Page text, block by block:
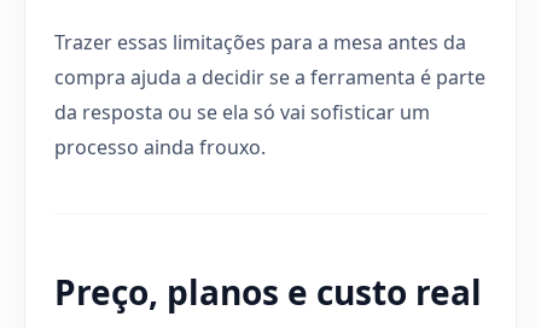
Trazer essas limitações para a mesa antes da
compra ajuda a decidir se a ferramenta é parte
da resposta ou se ela só vai sofisticar um
processo ainda frouxo.
Preço, planos e custo real